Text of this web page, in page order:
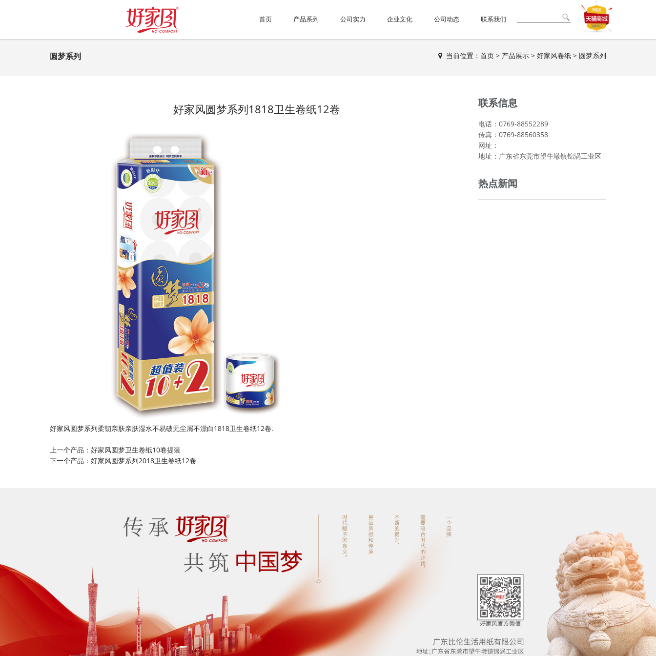
首页 产品系列 公司实力 企业文化 公司动态 联系我们
圆梦系列 当前位置： 首页 > 产品展示 > 好家风卷纸 > 圆梦系列
好家风圆梦系列1818卫生卷纸12卷
好家风圆梦系列柔韧亲肤亲肤湿水不易破无尘屑不漂白1818卫生卷纸12卷.
上一个产品： 好家风圆梦卫生卷纸10卷提装
下一个产品： 好家风圆梦系列2018卫生卷纸12卷
联系信息
电话：0769-88552289
传真：0769-88560358
网址：
地址：广东省东莞市望牛墩镇锦涡工业区
热点新闻